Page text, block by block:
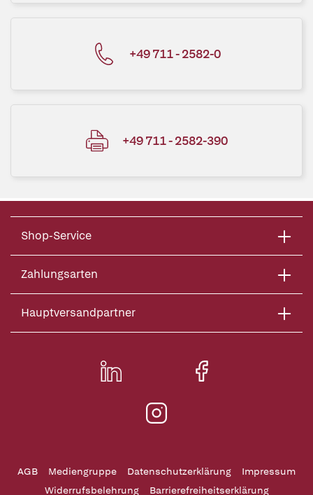
+49 711 - 2582-0
+49 711 - 2582-390
Shop-Service
Zahlungsarten
Hauptversandpartner
AGB Mediengruppe Datenschutzerklärung
Impressum
Widerrufsbelehrung
Barrierefreiheitserklärung